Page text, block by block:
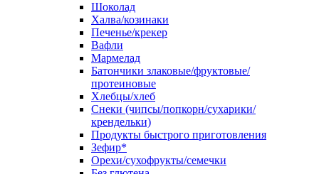
Шоколад
Халва/козинаки
Печенье/крекер
Вафли
Мармелад
Батончики злаковые/фруктовые/
протеиновые
Хлебцы/хлеб
Снеки (чипсы/попкорн/сухарики/
крендельки)
Продукты быстрого приготовления
Зефир*
Орехи/сухофрукты/семечки